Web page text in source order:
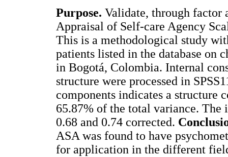
Purpose. Validate, through factor
Appraisal of Self-care Agency
This is a methodological study
patients listed in the database
in Bogotá, Colombia. Internal
structure were processed in
components indicates a structure
65.87% of the total variance. The
0.68 and 0.74 corrected.
ASA was found to have
for application in the different